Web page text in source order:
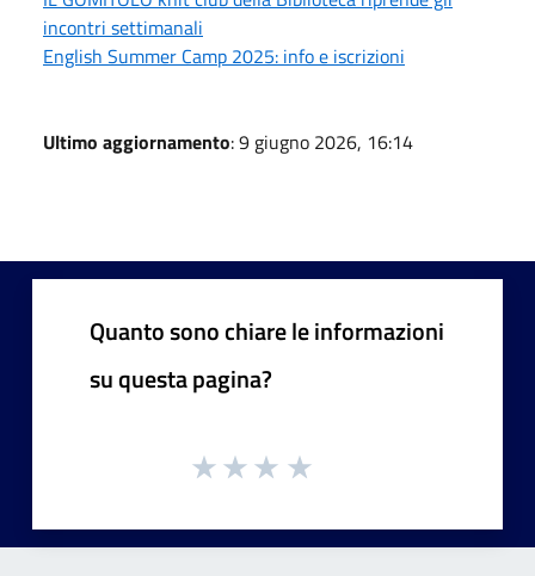
incontri settimanali
English Summer Camp 2025: info e iscrizioni
Ultimo aggiornamento: 9 giugno 2026, 16:14
Quanto sono chiare le informazioni
su questa pagina?